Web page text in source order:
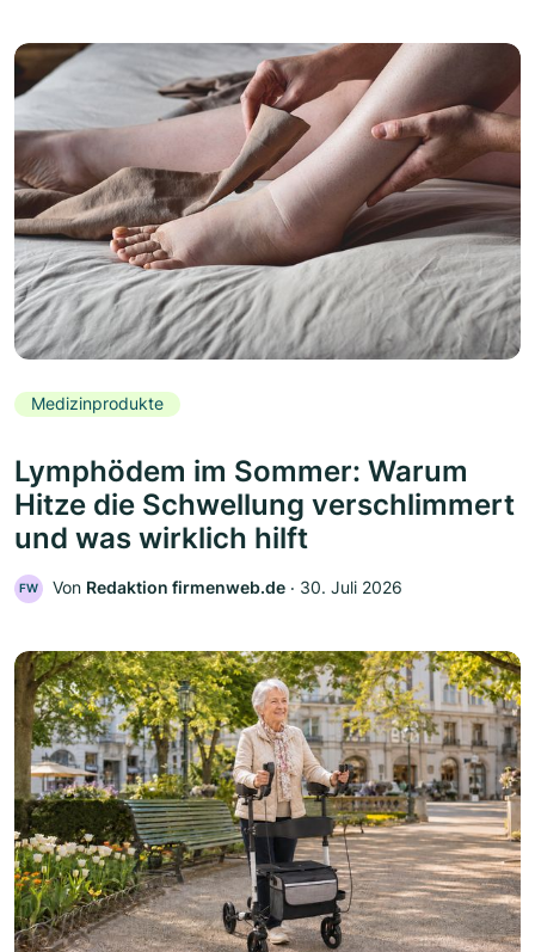
Medizinprodukte
Lymphödem im Sommer: Warum
Hitze die Schwellung verschlimmert
und was wirklich hilft
FW Von Redaktion firmenweb.de ‧ 30. Juli 2026